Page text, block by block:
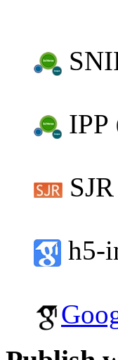
IPP
SJR
h5-